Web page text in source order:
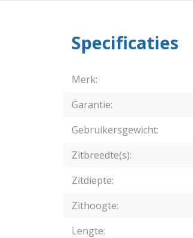
Specificaties
Merk:
Garantie:
Gebruikersgewicht:
Zitbreedte(s):
Zitdiepte:
Zithoogte:
Lengte: